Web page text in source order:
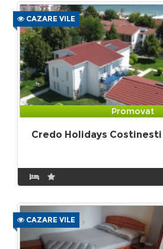
CAZARE VILE
Promovat
Credo Holidays Costinesti
CAZARE VILE